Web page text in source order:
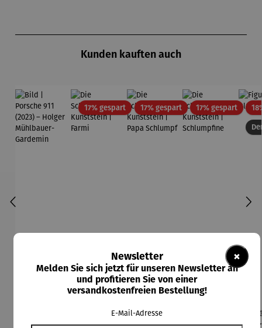
Kunden kauften auch
17% gespartRabatt
Durchschnittliche Bewertung von 5 von 5 Sternen
17% gespartRabatt
Durchschnittliche Bewertung von 5
Die
17% gespartRabatt
Durchschnittliche
×
Newsletter
Melden Sie sich jetzt für unseren Newsletter an
und profitieren Sie von einer
versandkostenfreien Bestellung!
E-Mail-Adresse